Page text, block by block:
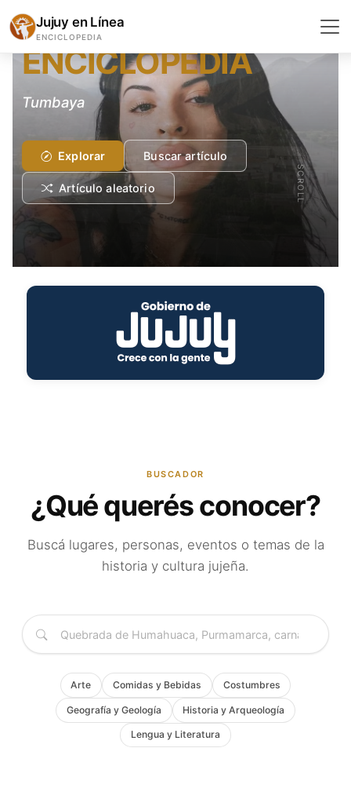
Jujuy en Línea
ENCICLOPEDIA
ENCICLOPEDIA
Tumbaya
Explorar Buscar artículo
Artículo aleatorio SCROLL
BUSCADOR
¿Qué querés conocer?
Buscá lugares, personas, eventos o temas de la
historia y cultura jujeña.
Arte Comidas y Bebidas Costumbres
Geografía y Geología Historia y Arqueología
Lengua y Literatura